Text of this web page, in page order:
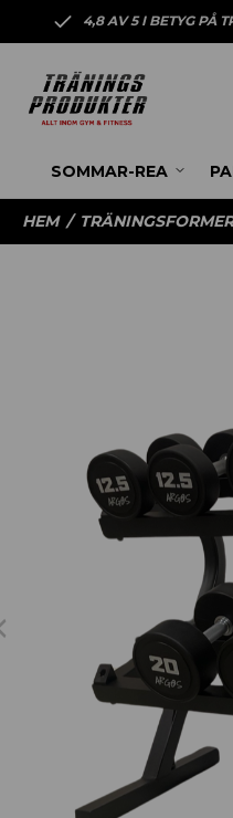
4,8 AV 5 I BETYG PÅ
SOMMAR-REA
HEM / TRÄNINGSFORMER